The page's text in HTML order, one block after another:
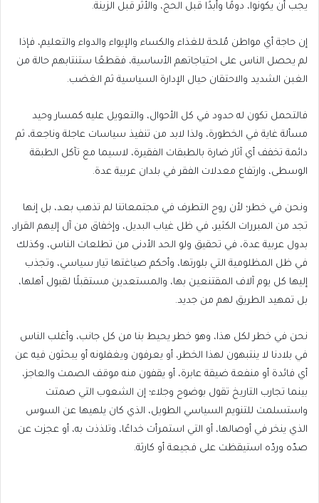
يجب أن يكونوا، دومًا وأبدًا قبل الحج، والأثر قبل الزينة.
إن حاجة أي مواطن مُلحة للغذاء والكساء والإيواء والدواء والتعليم، فإذا
لم يحصل الناس على احتياجاتهم الأساسية، فقطعًا ستنتابهم حالة من
الغبن الشديد والاحتقان حيال الإدارة السياسية ثم الغضب.
فالتحمل تكون له حدود في كل الأحوال، والتعويل عليه كمسار وحيد
مسألة غاية في الخطورة، ولذا لابد من تنفيذ سياسات عاجلة وناجعة، ثم
دائمة تخفف أي آثار ضارة بالطبقات الفقيرة، لاسيما مع تآكل الطبقة
الوسطى، وارتفاع معدلات الفقر في بلدان عربية عدة.
ونحن في خطر؛ لأن روح التطرف في مجتمعاتنا لم تذهب بعد، بل إنها
تجد من المبررات الكثير، في ظل غياب البديل، وإخفاق من آل إليهم القرار،
بدول عربية عدة، في تحقيق ولو الحد الأدنى من تطلعات الناس، وكذلك
في ظل المظلومية التي بلورتها، وأحكم صياغتها تيار سياسي، وتجذب
إليها كل يوم آلاف المقتنعين بها، والمستعدين مستقبلًا لقبول أهلها،
بل تمهيد الطريق لهم من جديد.
نحن في خطر لكل هذا، وهو خطر يحيط بنا من كل جانب، وأغلب الناس
في بلادنا لا ينتبهون لهذا الخطر، أو يعرفون ويغفلونه أو يبحثون فيه عن
أي فائدة أو منفعة ضيقة عابرة، أو يقفون منه موقف الصمت والعاجز،
بينما تجارب التاريخ تقول بوضوح وجلاء؛ إن الشعوب التي صمتت
واستسلمت للتنويم السياسي الطويل، الذي كان يلهيها عن السوس
الذي ينخر في أوصالها، أو التي استمرأت خداعًا، وتلذذت به، أو عجزت عن
صدّه وردّه استيقظت على فجيعة أو كارثة.